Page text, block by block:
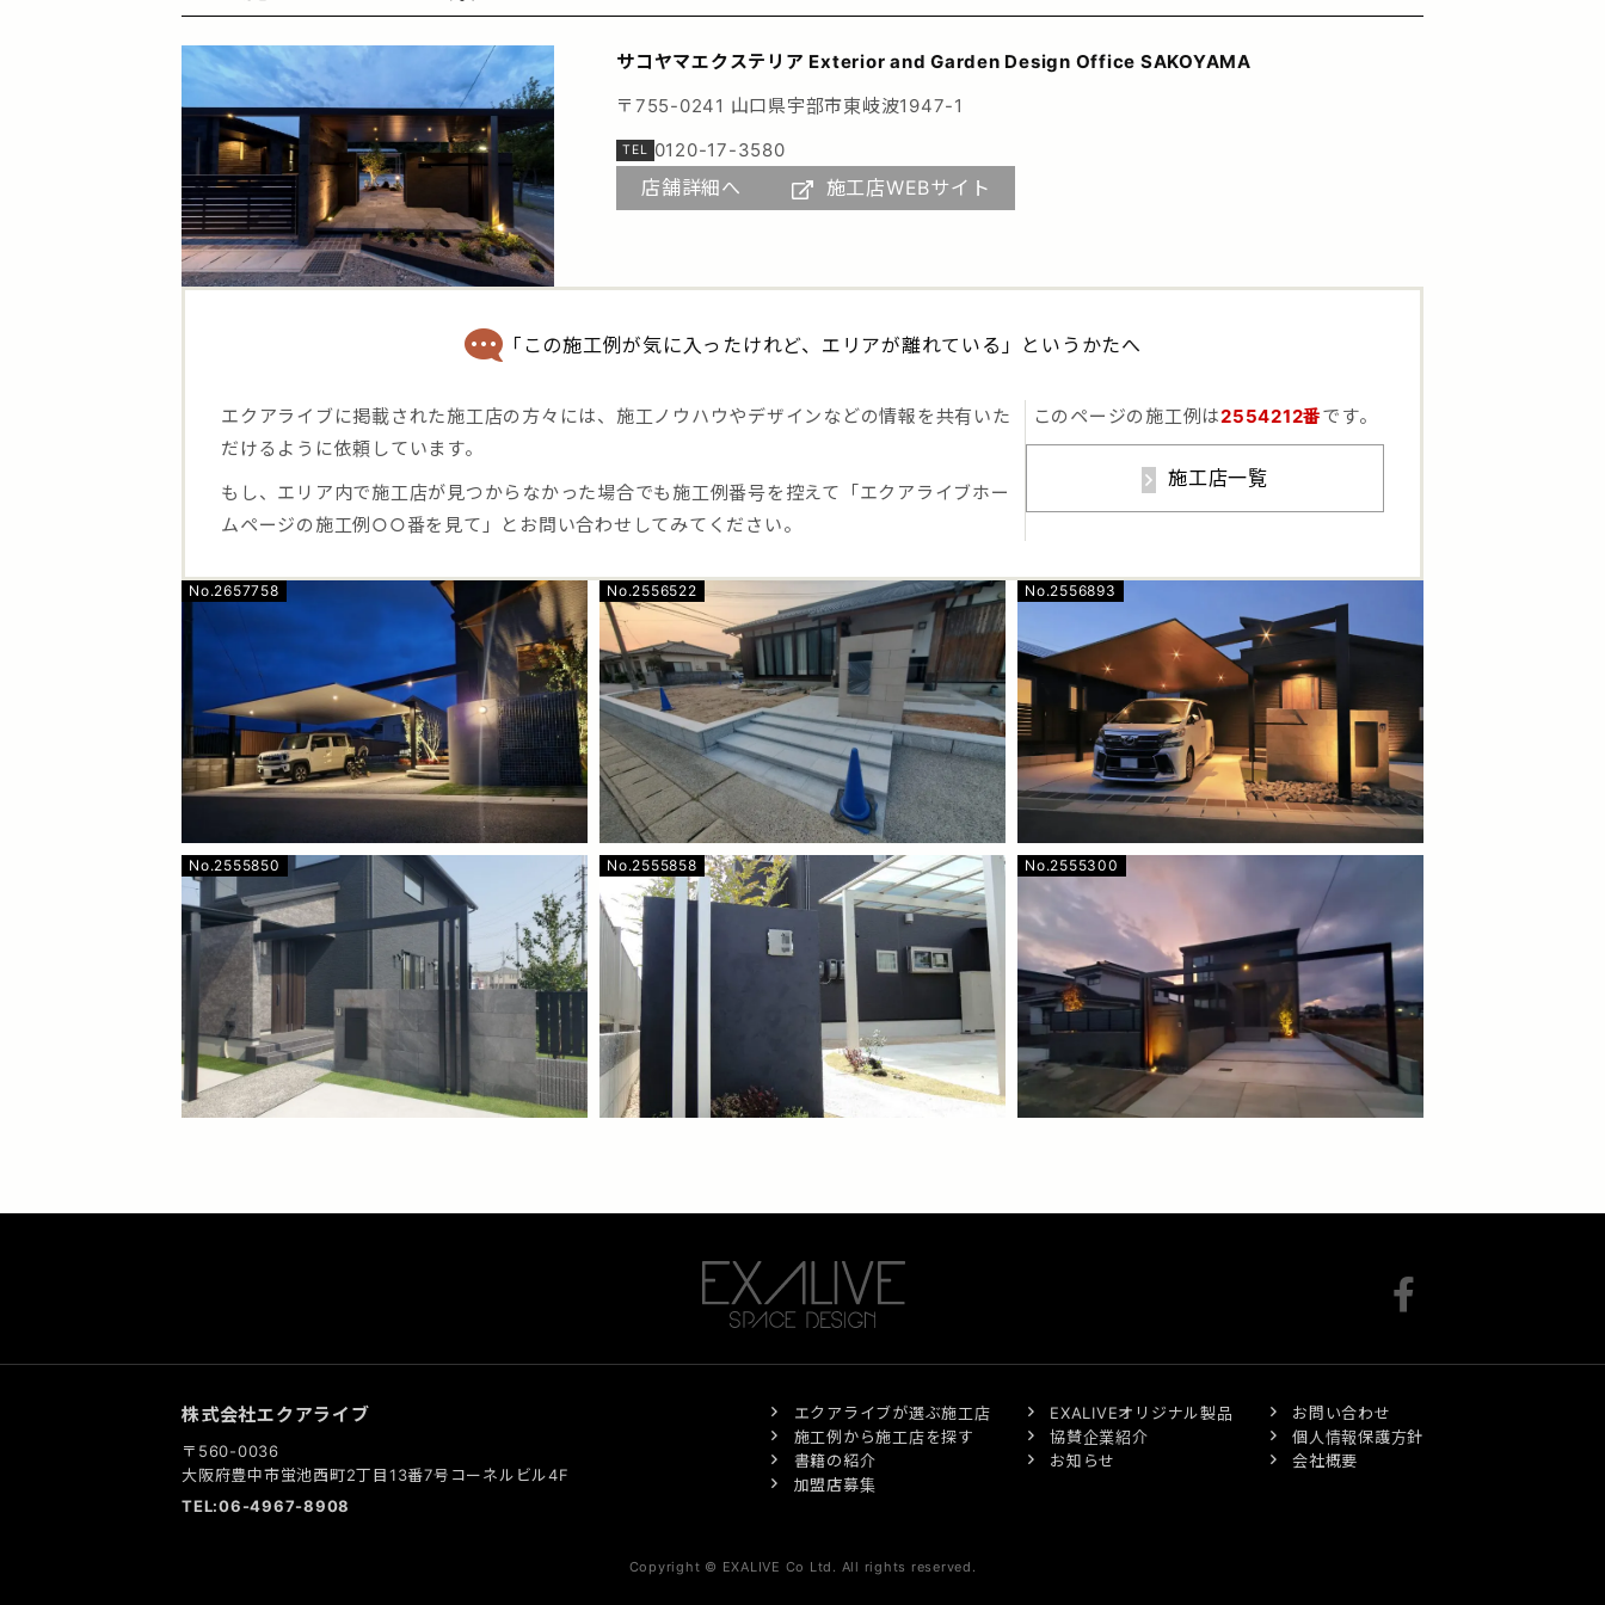
サコヤマエクステリア Exterior and Garden Design Office SAKOYAMA
〒755-0241 山口県宇部市東岐波1947-1
0120-17-3580
店舗詳細へ 施工店WEBサイト
「この施工例が気に入ったけれど、エリアが離れている」というかたへ
エクアライブに掲載された施工店の方々には、施工ノウハウやデザインなどの情報を共有いた
だけるように依頼しています。
もし、エリア内で施工店が見つからなかった場合でも施工例番号を控えて「エクアライブホー
ムページの施工例○○番を見て」とお問い合わせしてみてください。
このページの施工例は2554212番です。
施工店一覧
No.2657758 No.2556522 No.2556893
No.2555850 No.2555858 No.2555300
株式会社エクアライブ
〒560-0036
大阪府豊中市蛍池西町2丁目13番7号コーネルビル4F
TEL:06-4967-8908
エクアライブが選ぶ施工店
施工例から施工店を探す
書籍の紹介
加盟店募集
EXALIVEオリジナル製品
協賛企業紹介
お知らせ
お問い合わせ
個人情報保護方針
会社概要
Copyright © EXALIVE Co Ltd. All rights reserved.